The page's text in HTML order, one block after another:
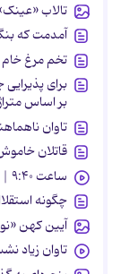
تالاب
آمدمت که
تخم مرغ خام
برای
بر اساس
تاوان
قاتلان
ساعت ۹:۴۰ | در هر زمان ممکن باید انتقامشان را پس بدهند
چگونه
آیین کهن
تاوان زیاد